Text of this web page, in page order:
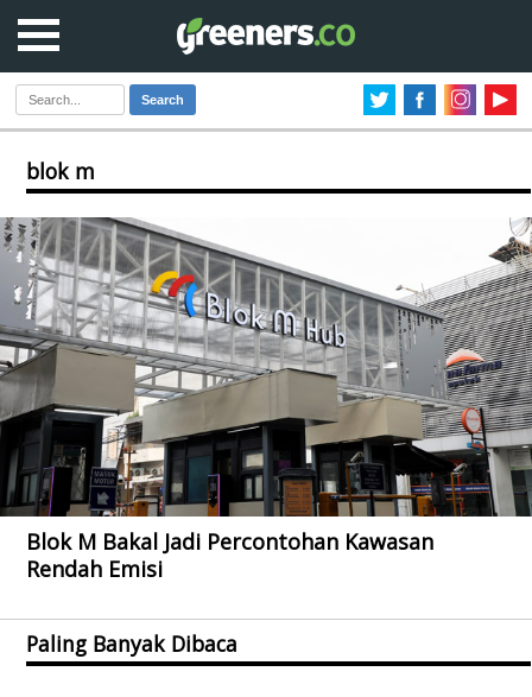
Search
blok m
Blok M Bakal Jadi Percontohan Kawasan
Rendah Emisi
Paling Banyak Dibaca